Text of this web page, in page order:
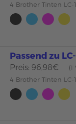
4 Brother Tinten LC-
Passend zu
Preis: 96,98€
4 Brother Tinten LC-